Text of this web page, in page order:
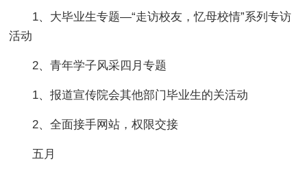
1、大毕业生专题—“走访校友，忆母校情”系列专访
活动
2、青年学子风采四月专题
1、报道宣传院会其他部门毕业生的关活动
2、全面接手网站，权限交接
五月